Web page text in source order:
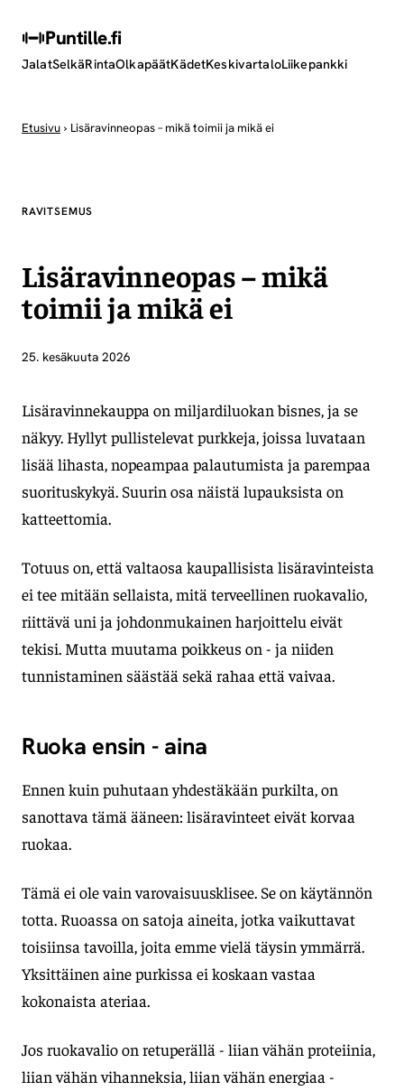
Puntille.fi
JalatSelkäRintaOlkapäätKädetKeskivartaloLiikepankki
Etusivu › Lisäravinneopas – mikä toimii ja mikä ei
RAVITSEMUS
Lisäravinneopas – mikä
toimii ja mikä ei
25. kesäkuuta 2026
Lisäravinnekauppa on miljardiluokan bisnes, ja se
näkyy. Hyllyt pullistelevat purkkeja, joissa luvataan
lisää lihasta, nopeampaa palautumista ja parempaa
suorituskykyä. Suurin osa näistä lupauksista on
katteettomia.
Totuus on, että valtaosa kaupallisista lisäravinteista
ei tee mitään sellaista, mitä terveellinen ruokavalio,
riittävä uni ja johdonmukainen harjoittelu eivät
tekisi. Mutta muutama poikkeus on - ja niiden
tunnistaminen säästää sekä rahaa että vaivaa.
Ruoka ensin - aina
Ennen kuin puhutaan yhdestäkään purkilta, on
sanottava tämä ääneen: lisäravinteet eivät korvaa
ruokaa.
Tämä ei ole vain varovaisuusklisee. Se on käytännön
totta. Ruoassa on satoja aineita, jotka vaikuttavat
toisiinsa tavoilla, joita emme vielä täysin ymmärrä.
Yksittäinen aine purkissa ei koskaan vastaa
kokonaista ateriaa.
Jos ruokavalio on retuperällä - liian vähän proteiinia,
liian vähän vihanneksia, liian vähän energiaa -